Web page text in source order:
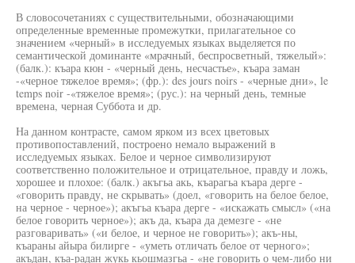
В словосочетаниях с существительными, обозначающими
определенные временные промежутки, прилагательное со
значением «черный» в исследуемых языках выделяется по
семантической доминанте «мрачный, беспросветный, тяжелый»:
(балк.): къара кюн - «черный день, несчастье», къара заман
-«черное тяжелое время»; (фр.): des jours noirs - «черные дни», le
temps noir -«тяжелое время»; (рус.): на черный день, темные
времена, черная Суббота и др.
На данном контрасте, самом ярком из всех цветовых
противопоставлений, построено немало выражений в
исследуемых языках. Белое и черное символизируют
соответственно положительное и отрицательное, правду и ложь,
хорошее и плохое: (балк.) акъгьа акь, къарагьа къара дерге -
«говорить правду, не скрывать» (доел, «говорить на белое белое,
на черное - черное»); акъгьа къара дерге - «искажать смысл» («на
белое говорить черное»); акъ да, къара да демезге - «не
разговаривать» («и белое, и черное не говорить»); акъ-ны,
къараны айыра билирге - «уметь отличать белое от черного»;
акъдан, къа-радан жукь кьошмазгьа - «не говорить о чем-либо ни